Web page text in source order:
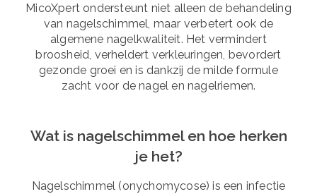
MicoXpert ondersteunt niet alleen de behandeling
van nagelschimmel, maar verbetert ook de
algemene nagelkwaliteit. Het vermindert
broosheid, verheldert verkleuringen, bevordert
gezonde groei en is dankzij de milde formule
zacht voor de nagel en nagelriemen.
Wat is nagelschimmel en hoe herken
je het?
Nagelschimmel (onychomycose) is een infectie